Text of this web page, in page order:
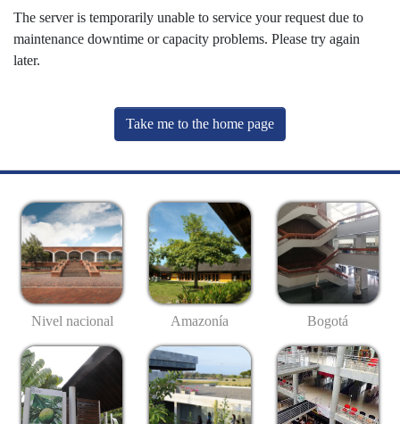
The server is temporarily unable to service your request due to
maintenance downtime or capacity problems. Please try again
later.
Take me to the home page
Nivel nacional Amazonía Bogotá